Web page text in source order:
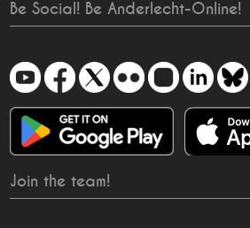
Be Social! Be Anderlecht-Online!
Join the team!